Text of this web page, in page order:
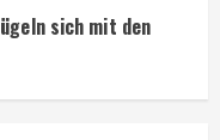
sich mit den